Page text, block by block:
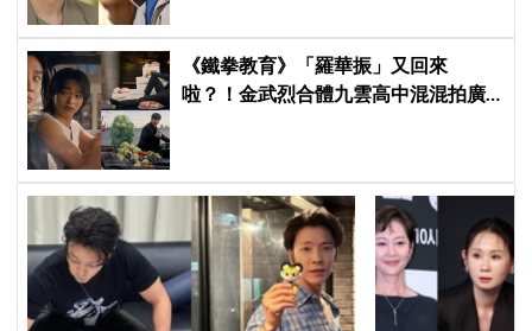
《鐵拳教育》「羅華振」又回來
啦？！金武烈合體九雲高中混混拍廣